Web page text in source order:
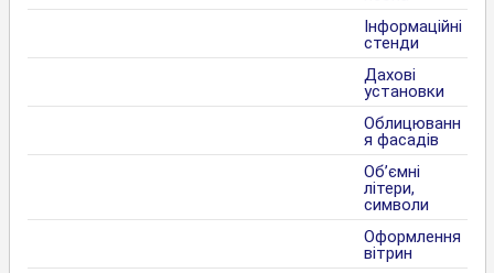
Інформаційні
стенди
Дахові
установки
Облицюванн
я фасадів
Об’ємні
літери,
символи
Оформлення
вітрин